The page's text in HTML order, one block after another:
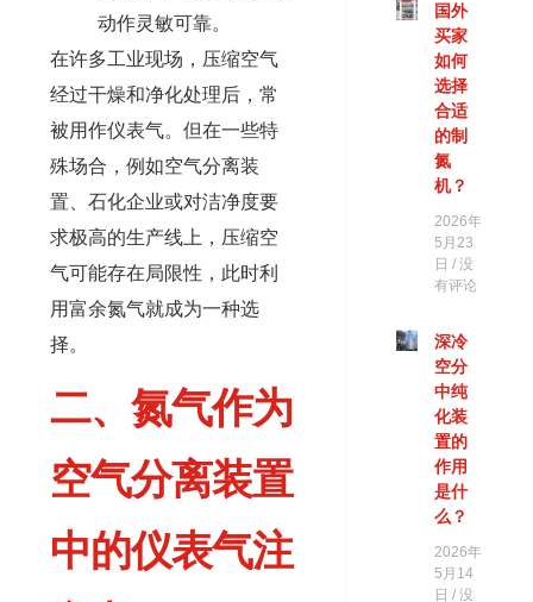
动作灵敏可靠。
在许多工业现场，压缩空气
经过干燥和净化处理后，常
被用作仪表气。但在一些特
殊场合，例如空气分离装
置、石化企业或对洁净度要
求极高的生产线上，压缩空
气可能存在局限性，此时利
用富余氮气就成为一种选
择。
二、氮气作为
空气分离装置
中的仪表气注
国外
买家
如何
选择
合适
的制
氮
机？
2026年
5月23
日 没
有评论
深冷
空分
中纯
化装
置的
作用
是什
么？
2026年
5月14
日 没